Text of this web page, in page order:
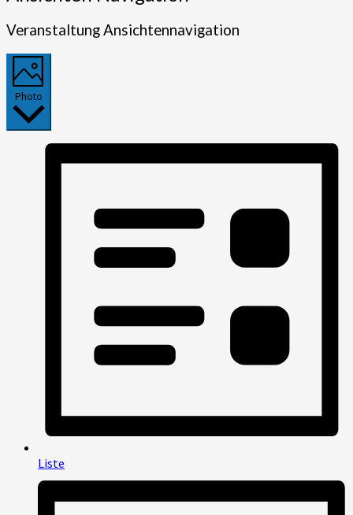
Veranstaltung Ansichtennavigation
Photo
Liste